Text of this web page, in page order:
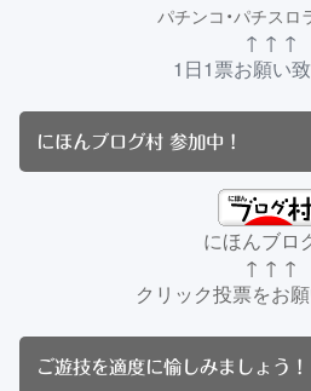
パチンコ・パチスロ
↑ ↑ ↑
1日1票お願い
にほんブログ村 参加中！
にほんブロ
↑ ↑ ↑
クリック投票をお
ご遊技を適度に愉しみましょう！